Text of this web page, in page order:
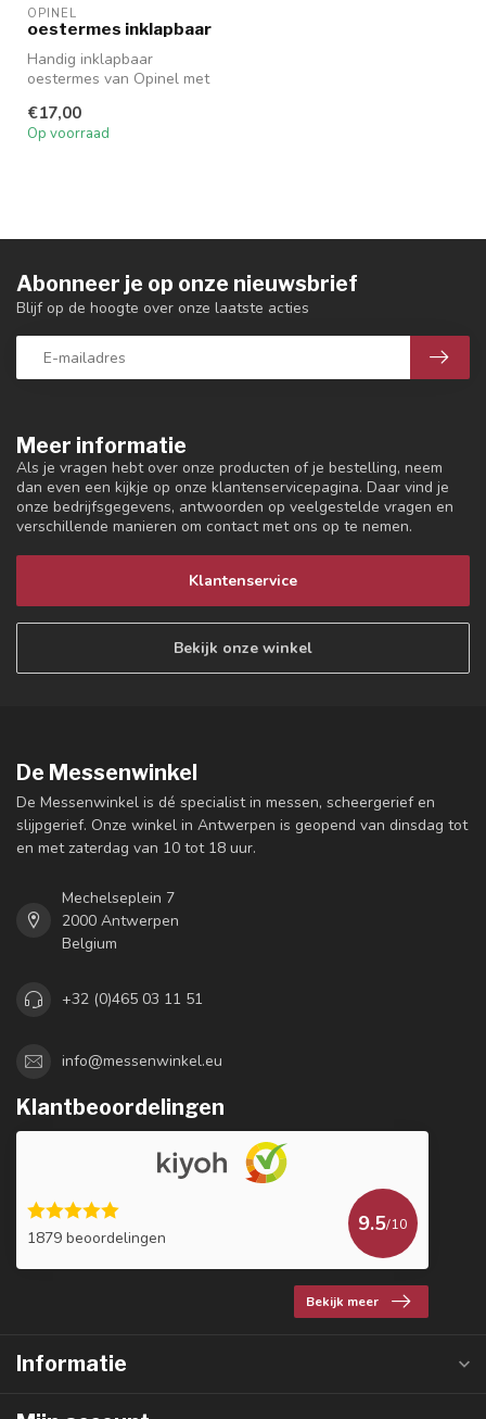
OPINEL
oestermes inklapbaar
Handig inklapbaar
oestermes van Opinel met
€17,00
Op voorraad
Meer informatie
Als je vragen hebt over onze producten of je bestelling, neem
dan even een kijkje op onze klantenservicepagina. Daar vind je
onze bedrijfsgegevens, antwoorden op veelgestelde vragen en
verschillende manieren om contact met ons op te nemen.
Klantenservice
Bekijk onze winkel
Abonneer je op onze nieuwsbrief
Blijf op de hoogte over onze laatste acties
De Messenwinkel
De Messenwinkel is dé specialist in messen, scheergerief en
slijpgerief. Onze winkel in Antwerpen is geopend van dinsdag tot
en met zaterdag van 10 tot 18 uur.
Mechelseplein 7
2000 Antwerpen
Belgium
+32 (0)465 03 11 51
info@messenwinkel.eu
Klantbeoordelingen
1879 beoordelingen
9.5/10
Bekijk meer
Informatie